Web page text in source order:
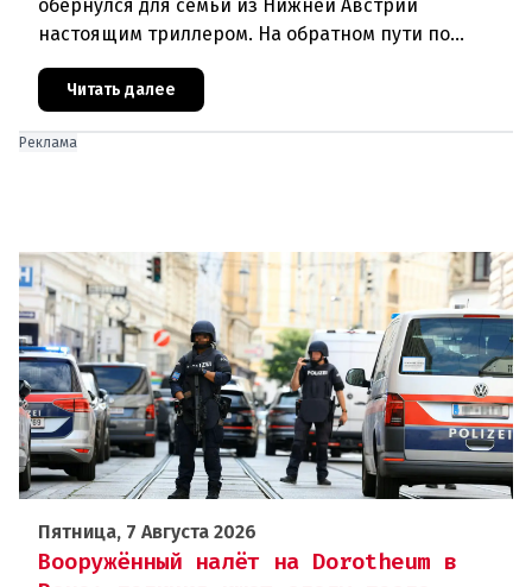
обернулся для семьи из Нижней Австрии
настоящим триллером. На обратном пути по
автостраде между Вероной и Венецией их машина
подверглась обстрелу, за которым
Читать далее
Реклама
Пятница, 7 Августа 2026
Вооружённый налёт на Dorotheum в